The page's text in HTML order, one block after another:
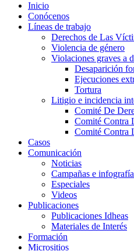
Inicio
Conócenos
Líneas de trabajo
Derechos de Las
Violencia de género
Violaciones graves a
Desaparición
Ejecuciones
Tortura
Litigio e incidencia
Comité De
Comité Contra
Comité Contra
Casos
Comunicación
Noticias
Campañas e
Especiales
Videos
Publicaciones
Publicaciones Idheas
Materiales de Interés
Formación
Micrositios